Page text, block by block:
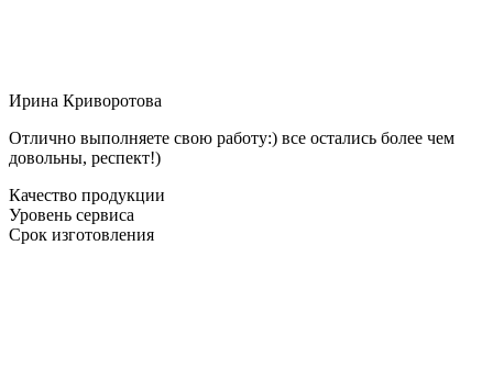
Ирина Криворотова
Отлично выполняете свою работу:) все остались более чем
довольны, респект!)
Качество продукции
Уровень сервиса
Срок изготовления